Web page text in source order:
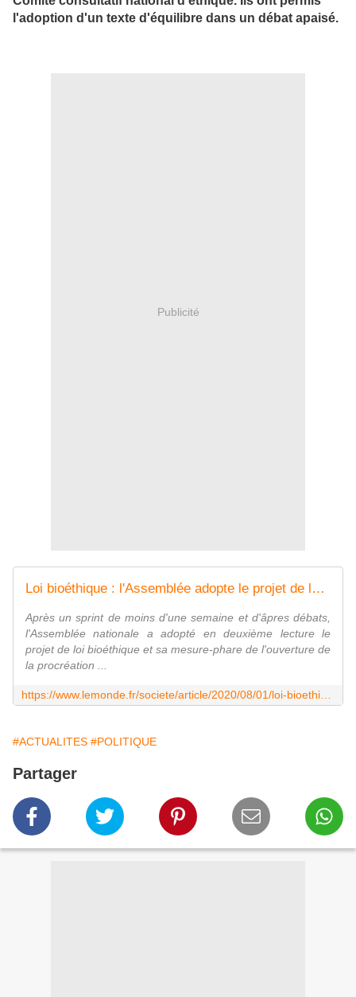
l'adoption d'un texte d'équilibre dans un débat apaisé.
Publicité
Loi bioéthique : l'Assemblée adopte le projet de loi en deuxième lecture
Après un sprint de moins d'une semaine et d'âpres débats,
l'Assemblée nationale a adopté en deuxième lecture le
projet de loi bioéthique et sa mesure-phare de l'ouverture de
la procréation ...
https://www.lemonde.fr/societe/article/2020/08/01/loi-bioethique-l-assemblee-adopte-le-projet-de-loi-en-deuxieme-lecture_6047874_3224.html
#ACTUALITES #POLITIQUE
Partager